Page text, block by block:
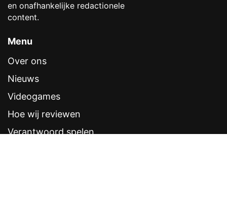
en onafhankelijke redactionele
content.
Menu
Over ons
Nieuws
Videogames
Hoe wij reviewen
Verantwoord spelen